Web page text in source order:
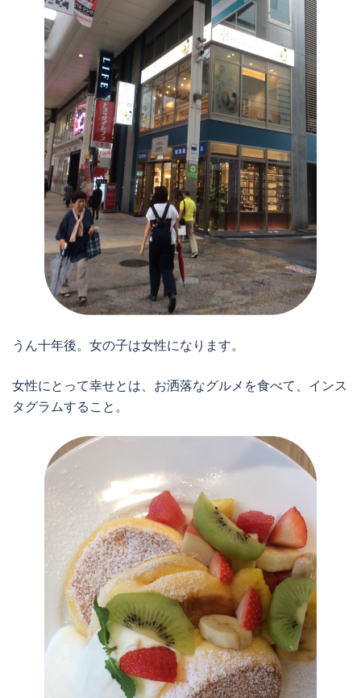
うん十年後。女の子は女性になります。
女性にとって幸せとは、お洒落なグルメを食べて、インス
タグラムすること。